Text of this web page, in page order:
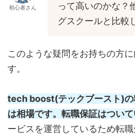
初心者さん
って高いのかな？
グスクールと比較
このような疑問をお持ちの方
す。
tech boost(テックブースト)の
は相場です。転職保証はついて
ービスを運営しているため転